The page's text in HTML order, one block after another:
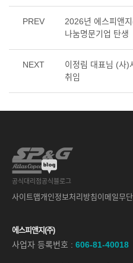
PREV
2026년 에스피앤
나눔명문기업 탄생
NEXT
이정림 대표님 (사)
취임
공식대리점공식블로그
사이트맵개인정보처리방침 이메일무
에스피앤지(주)
사업자 등록번호 : 606-81-40018